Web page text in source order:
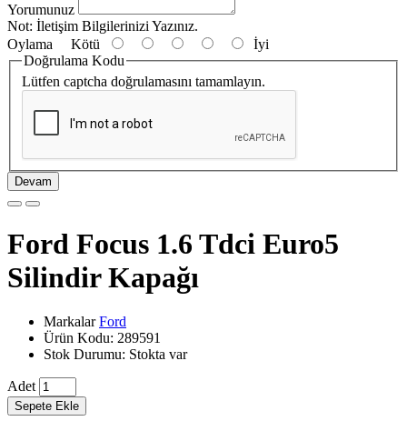
Yorumunuz
Not: İletişim Bilgilerinizi Yazınız.
Oylama Kötü
İyi
Doğrulama Kodu
Lütfen captcha doğrulamasını tamamlayın.
Devam
Ford Focus 1.6 Tdci Euro5
Silindir Kapağı
MarkalarFord
Ürün Kodu: 289591
Stok Durumu: Stokta var
Adet
Sepete Ekle